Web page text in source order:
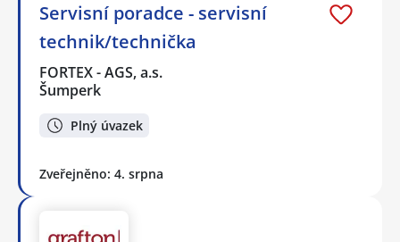
Servisní poradce - servisní
technik/technička
FORTEX - AGS, a.s.
Šumperk
Plný úvazek
Zveřejněno: 4. srpna